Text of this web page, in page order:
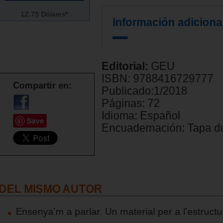
12.75 Dólares*
Compartir en:
Save
Información adicional
Editorial: GEU
ISBN: 9788416729777
Publicado:1/2018
Páginas: 72
Idioma: Español
Encuadernación:
Tapa
DEL MISMO AUTOR
Ensenya'm a parlar. Un material per a